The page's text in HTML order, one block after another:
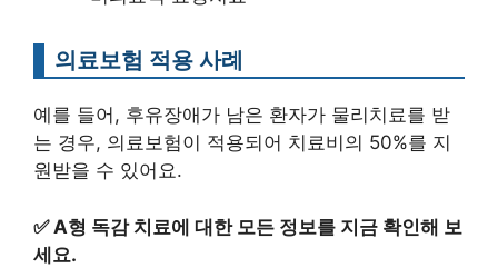
의료보험 적용 사례
예를 들어, 후유장애가 남은 환자가 물리치료를 받
는 경우, 의료보험이 적용되어 치료비의 50%를 지
원받을 수 있어요.
✅ A형 독감 치료에 대한 모든 정보를 지금 확인해 보
세요.